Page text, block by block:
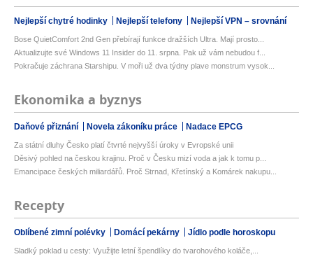
Nejlepší chytré hodinky Nejlepší telefony Nejlepší VPN – srovnání
Bose QuietComfort 2nd Gen přebírají funkce dražších Ultra. Mají prosto...
Aktualizujte své Windows 11 Insider do 11. srpna. Pak už vám nebudou f...
Pokračuje záchrana Starshipu. V moři už dva týdny plave monstrum vysok...
Ekonomika a byznys
Daňové přiznání Novela zákoníku práce Nadace EPCG
Za státní dluhy Česko platí čtvrté nejvyšší úroky v Evropské unii
Děsivý pohled na českou krajinu. Proč v Česku mizí voda a jak k tomu p...
Emancipace českých miliardářů. Proč Strnad, Křetínský a Komárek nakupu...
Recepty
Oblíbené zimní polévky Domácí pekárny Jídlo podle horoskopu
Sladký poklad u cesty: Využijte letní špendlíky do tvarohového koláče,...